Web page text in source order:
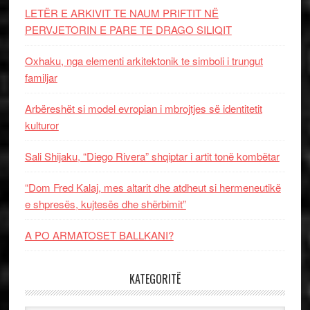
LETËR E ARKIVIT TE NAUM PRIFTIT NË
PERVJETORIN E PARE TE DRAGO SILIQIT
Oxhaku, nga elementi arkitektonik te simboli i trungut
familjar
Arbëreshët si model evropian i mbrojtjes së identitetit
kulturor
Sali Shijaku, “Diego Rivera” shqiptar i artit tonë kombëtar
“Dom Fred Kalaj, mes altarit dhe atdheut si hermeneutikë
e shpresës, kujtesës dhe shërbimit”
A PO ARMATOSET BALLKANI?
KATEGORITË